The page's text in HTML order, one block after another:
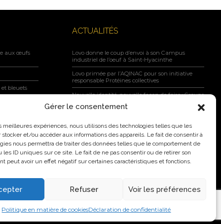
Gérer le consentement
meilleures expériences, nous utilisons des technologies telles que les
stocker et/ou accéder aux informations des appareils. Le fait de consentir à
nous permettra de traiter des données telles que le comportement de
les ID uniques sur ce site. Le fait de ne pas consentir ou de retirer son
peut avoir un effet négatif sur certaines caractéristiques et fonctions.
Refuser Voir les préférences
Politique en matière de cookiesDéclaration de confidentialité
aux œufs
bleuets
Nutri
brouillés
ACTUALITÉS
Lovo donne le coup d’envoi à son Campus
industriel de l’oeuf à Saint-Hyacinthe
Lovo primée par l’AQINAC pour son initiative
responsable Protéines collectives
Nouvelle identité, nouvelle façon de faire : Groupe
classification de Saint-Lambert-de-Lauzon
Nouvelle identité, nouvelle ambition : Groupe
Nutri devient Lovo